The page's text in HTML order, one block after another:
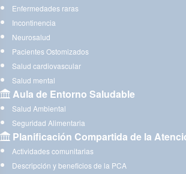
Enfermedades raras
Incontinencia
Neurosalud
Pacientes Ostomizados
Salud cardiovascular
Salud mental
Aula de Entorno Saludable
Salud Ambiental
Seguridad Alimentaria
Planificación Compartida de la
Actividades comunitarias
Descripción y beneficios de la PCA